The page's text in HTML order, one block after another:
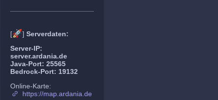
[🚀] Serverdaten:
Server-IP:
server.ardania.de
Java-Port: 25565
Bedrock-Port: 19132
Online-Karte:
https://map.ardania.de